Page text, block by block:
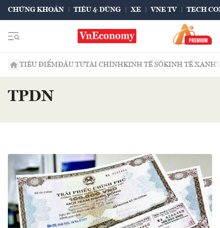
CHỨNG KHOÁN TIÊU & DÙNG XE VNE TV TECH
TIÊU ĐIỂMĐẦU TƯTÀI CHÍNHKINH TẾ SỐKINH TẾ XANH
TPDN